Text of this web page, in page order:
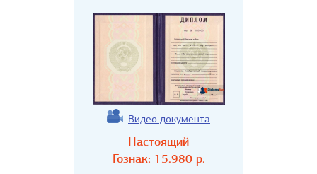
Видео документа
Настоящий
Гознак: 15.980р.